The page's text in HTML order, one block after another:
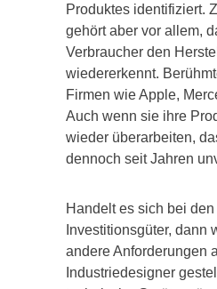
Produktes identifiziert.
gehört aber vor allem,
Verbraucher den
wiedererkennt.
Firmen wie Apple,
Auch wenn sie ihre
wieder überarbeiten,
dennoch seit Jahren
Handelt es sich bei
Investitionsgüter, dann
andere Anforderungen
Industriedesigner